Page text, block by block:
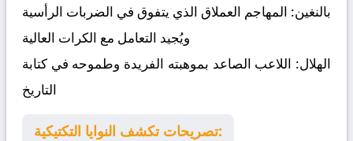
بالنغين: المهاجم العملاق الذي يتفوق في الضربات الرأسية
ويُجيد التعامل مع الكرات العالية
الهلال: اللاعب الصاعد بموهبته الفريدة وطموحه في كتابة
التاريخ
تصريحات تكشف النوايا التكتيكية: